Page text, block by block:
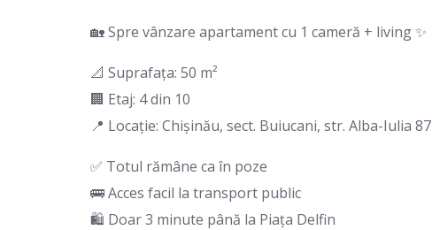
🏡 Spre vânzare apartament cu 1 cameră + living ✨
📐 Suprafața: 50 m²
🏢 Etaj: 4 din 10
📍 Locație: Chișinău, sect. Buiucani, str. Alba-Iulia 87
✅ Totul rămâne ca în poze
🚌 Acces facil la transport public
🛍️ Doar 3 minute până la Piața Delfin